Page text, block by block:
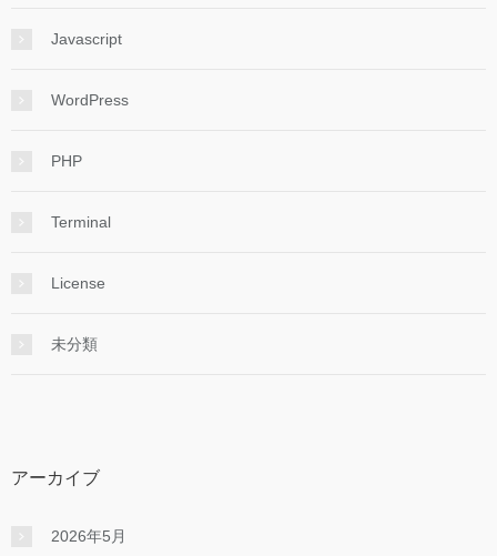
Javascript
WordPress
PHP
Terminal
License
未分類
アーカイブ
2026年5月